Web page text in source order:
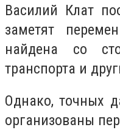
Василий Клат
заметят
найдена со
транспорта и
Однако, точных
организованы